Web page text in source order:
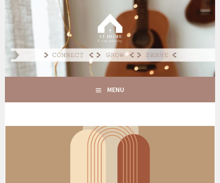
Spring
inhoud
AT HOME COMMUNITY
CONNECT GROW SERVE
MENU